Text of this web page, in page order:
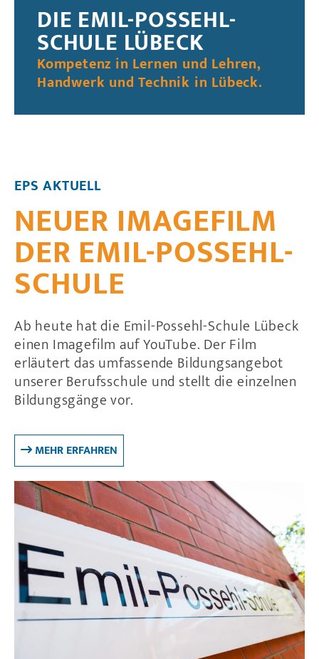
DIE EMIL-POSSEHL-
SCHULE LÜBECK
Kompetenz in Lernen und Lehren,
Handwerk und Technik in Lübeck.
EPS AKTUELL
NEUER IMAGEFILM
DER EMIL-POSSEHL-
SCHULE
Ab heute hat die Emil-Possehl-Schule Lübeck
einen Imagefilm auf YouTube. Der Film
erläutert das umfassende Bildungsangebot
unserer Berufsschule und stellt die einzelnen
Bildungsgänge vor.
MEHR ERFAHREN